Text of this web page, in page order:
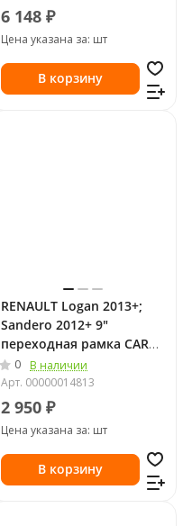
6 148 ₽
Цена указана за: шт
В корзину
RENAULT Logan 2013+;
Sandero 2012+ 9"
переходная рамка CARAV
22-212
0
В наличии
Арт. 00000014813
2 950 ₽
Цена указана за: шт
В корзину